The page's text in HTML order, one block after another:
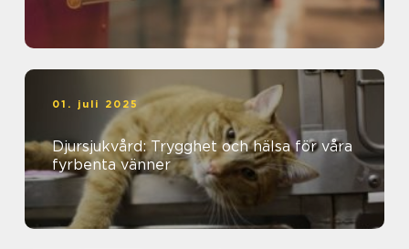
01. juli 2025
Djursjukvård: Trygghet och hälsa för våra
fyrbenta vänner